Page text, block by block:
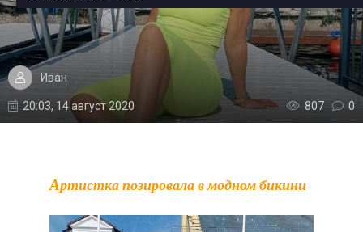
Иван
20:03, 14 август 2020 807 0
Артистка позировала в модном бикини